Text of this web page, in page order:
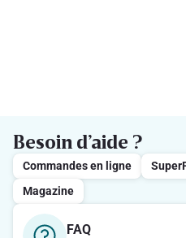
Besoin d’aide ?
Commandes en ligne
Magazine
FAQ